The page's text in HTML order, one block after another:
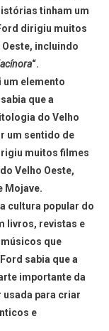
tinham um
dirigiu muitos
incluindo
“.
um elemento
que a
do Velho
um sentido de
muitos filmes
Velho Oeste,
Mojave.
cultura popular do
livros, revistas e
que
sabia que a
importante da
usada para criar
e